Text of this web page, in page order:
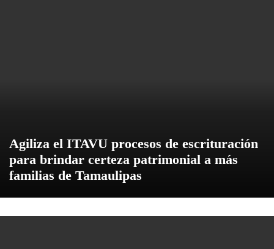
Agiliza el ITAVU procesos de escrituración
para brindar certeza patrimonial a más
familias de Tamaulipas